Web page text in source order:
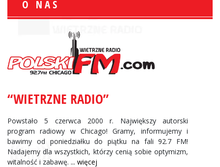
O NAS
“WIETRZNE RADIO”
Powstało 5 czerwca 2000 r. Największy autorski
program radiowy w Chicago! Gramy, informujemy i
bawimy od poniedziałku do piątku na fali 92.7 FM!
Nadajemy dla wszystkich, którzy cenią sobie optymizm,
witalność i zabawę. ... więcej